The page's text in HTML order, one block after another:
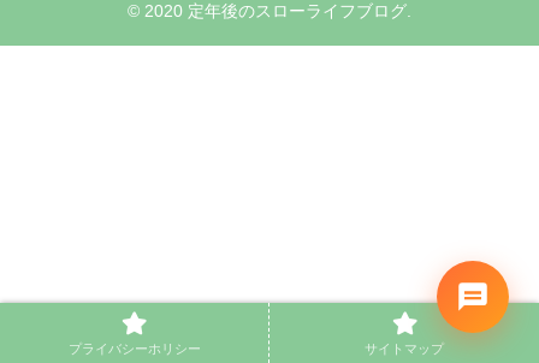
© 2020 定年後のスローライフブログ.
プライバシーホリシー サイトマップ